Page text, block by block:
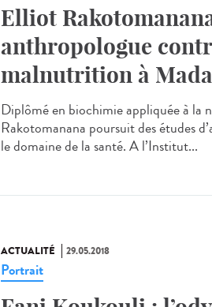
Elliot
anthropologue
malnutrition à
Diplômé en biochimie appliquée à la
Rakotomanana poursuit des études
le domaine de la santé. A l’Institut...
ACTUALITÉ 29.05.2018
Portrait